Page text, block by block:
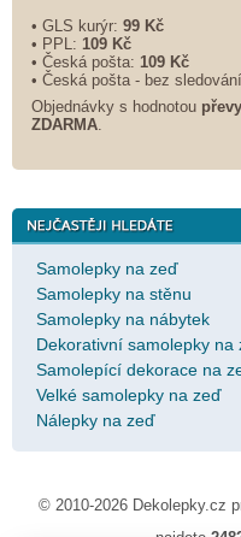
• GLS kurýr: 99 Kč
• PPL: 109 Kč
• Česká pošta: 109 Kč
• Česká pošta - bez
Objednávky s hodnotou
ZDARMA
Samolepky na zeď
Samolepky na stěnu
Samolepky na nábytek
Dekorativní samolepky na
Samolepící dekorace na
Velké samolepky na zeď
Nálepky na zeď
© 2010-2026 Dekolepky.cz